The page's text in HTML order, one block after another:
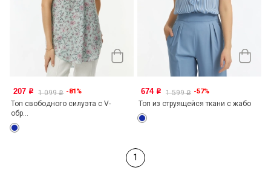
207 o 1 099o -81%
Топ свободного силуэта с V-
обр...
674 o 1 599o -57%
Топ из струящейся ткани с жабо
1